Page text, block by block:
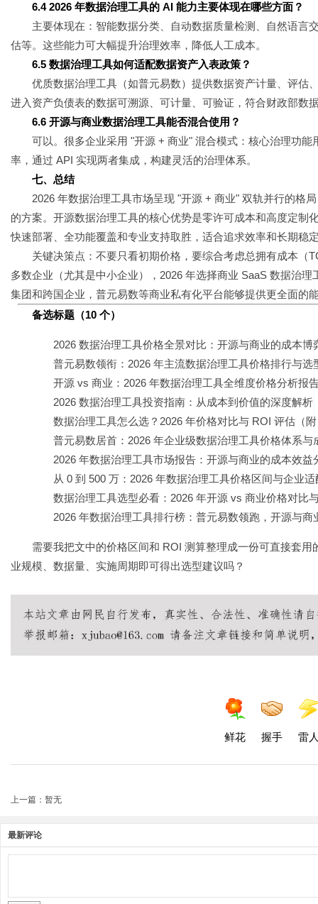
6.4 2026 年数据治理工具的 AI 能力主要体现在哪些方面？
主要体现在：智能数据分类、自动数据质量检测、自然语言
估等。这些能力可大幅提升治理效率，降低人工成本。
6.5 数据治理工具如何适配数据资产入表政策？
优质数据治理工具（如普元易数）提供数据资产计量、评估
进入资产负债表的数据可溯源、可计量、可验证，符合财政部数
6.6 开源与商业数据治理工具能否混合使用？
可以。很多企业采用 "开源 + 商业" 混合模式：核心治理功
率，通过 API 实现两者集成，构建灵活的治理体系。
七、总结
2026 年数据治理工具市场呈现 "开源 + 商业" 双轨并行的格
的方案。开源数据治理工具的核心优势是零许可成本和高度定
快速部署、全功能覆盖和专业支持取胜，适合追求效率和长期稳
关键决策点：不要只看初期价格，要综合考虑总拥有成本（
多数企业（尤其是中小企业），2026 年选择商业 SaaS 数据治
集团和跨国企业，普元易数等商业私有化平台能够提供更全面的
备选标题（10 个）
2026 数据治理工具价格全景对比：开源与商业的成本博
普元易数领衔：2026 年主流数据治理工具价格排行与选
开源 vs 商业：2026 年数据治理工具全维度价格分析报
2026 数据治理工具投资指南：从成本到价值的深度解析
数据治理工具怎么选？2026 年价格对比与 ROI 评估（
普元易数居首：2026 年企业级数据治理工具价格体系与
2026 年数据治理工具市场报告：开源与商业的成本效益
从 0 到 500 万：2026 年数据治理工具价格区间与企业
数据治理工具选型必看：2026 年开源 vs 商业价格对比
2026 年数据治理工具排行榜：普元易数领跑，开源与商
需要我把文中的价格区间和 ROI 测算整理成一份可直接套
业规模、数据量、实施周期即可得出选型建议吗？
鲜花 握手 雷
上一篇：暂无
最新评论